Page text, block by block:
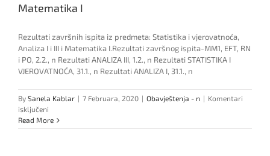
Matematika I
Rezultati završnih ispita iz predmeta: Statistika i vjerovatnoća,
Analiza I i III i Matematika I.Rezultati završnog ispita-MM1, EFT, RN
i PO, 2.2., n Rezultati ANALIZA III, 1.2., n Rezultati STATISTIKA I
VJEROVATNOĆA, 31.1., n Rezultati ANALIZA I, 31.1., n
By Sanela Kablar | 7 Februara, 2020 | Obavještenja - n | Komentari
isključeni
Rezultati:
Statistika
Read More